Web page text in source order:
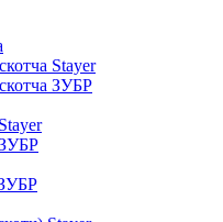
Stayer
ЗУБР